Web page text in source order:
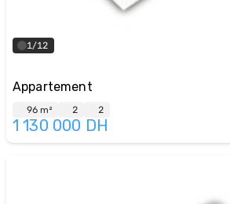
1/12
Appartement
96 m² 2 2
1 130 000 DH